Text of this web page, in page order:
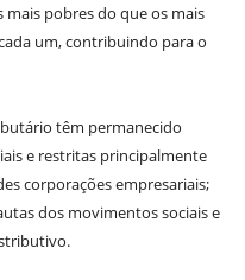
pobres do que os mais
um, contribuindo para o
têm permanecido
e restritas principalmente
corporações empresariais;
dos movimentos sociais e